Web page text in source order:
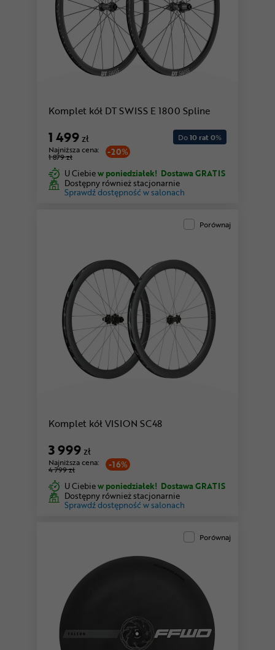
Komplet kół DT SWISS E 1800 Spline
1 499zł
-20%
Najniższa cena:
1 879 zł
Do10 rat 0%
U Ciebiew poniedziałek! Dostawa GRATIS
Dostępny również stacjonarnie
Sprawdź dostępność w salonach
Porównaj
Komplet kół VISION SC48
3 999zł
-16%
Najniższa cena:
4 799 zł
U Ciebiew poniedziałek! Dostawa GRATIS
Dostępny również stacjonarnie
Sprawdź dostępność w salonach
Porównaj